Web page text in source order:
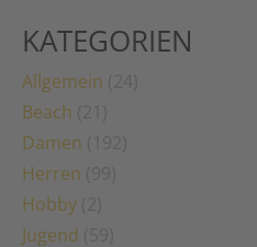
KATEGORIEN
Allgemein
Beach
Damen
Herren
Hobby
Jugend